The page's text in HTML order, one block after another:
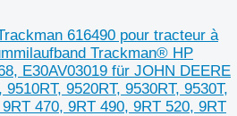
616490 pour tracteur à
Trackman® HP
E30AV03019 für JOHN DEERE
9520RT, 9530RT, 9530T,
470, 9RT 490, 9RT 520, 9RT